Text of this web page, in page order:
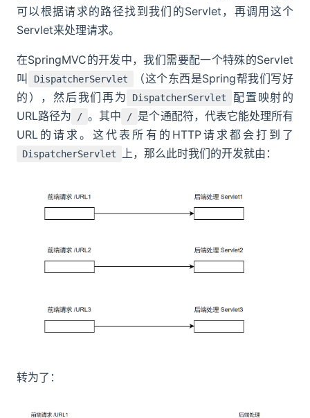
可以根据请求的路径找到我们的Servlet，再调用这个
Servlet来处理请求。
在SpringMVC的开发中，我们需要配一个特殊的Servlet
叫
DispatcherServlet
（这个东西是Spring帮我们写好
的），然后我们再为
DispatcherServlet
配置映射的
URL路径为
/ 。其中 / 是个通配符，代表它能处理所有
URL的请求。这代表所有的HTTP请求都会打到了
DispatcherServlet 上，那么此时我们的开发就由：
转为了：